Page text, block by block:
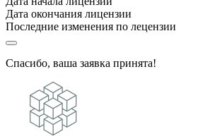
Дата окончания лицензии
Последние изменения по лецензии
Спасибо, ваша заявка принята!